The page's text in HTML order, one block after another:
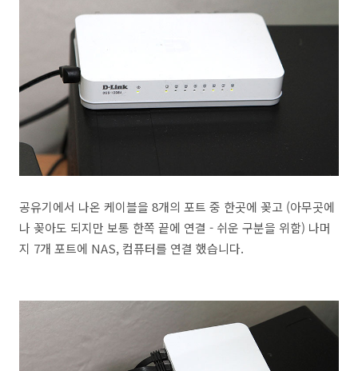
공유기에서 나온 케이블을 8개의 포트 중 한곳에 꽂고 (아무곳에
나 꽂아도 되지만 보통 한쪽 끝에 연결 - 쉬운 구분을 위함) 나머
지 7개 포트에 NAS, 컴퓨터를 연결 했습니다.